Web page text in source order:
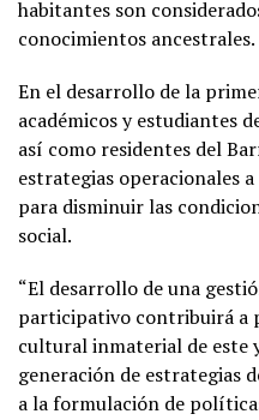
habitantes son
conocimientos ancestrales.
En el desarrollo de la
académicos y estudiantes
así como residentes del
estrategias operacionales
para disminuir las
social.
“El desarrollo de una
participativo contribuirá a
cultural inmaterial de este
generación de estrategias
a la formulación de